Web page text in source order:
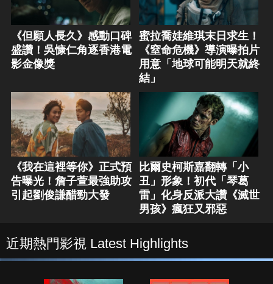
《但願人長久》感動口碑
盛讚！吳慷仁角逐香港電
影金像獎
蜜拉喬娃維琪末日求生！
《窒命危機》導演曝拍片
用意「地球可能明天就終
結」
《我在這裡等你》正式預
告曝光！詹子萱最強助攻
引起劉俊謙醋勁大發
比爾史柯斯嘉翻轉「小
丑」形象！初代「琴葛
雷」化身反派大讚《滅世
男孩》瘋狂又邪惡
近期熱門影視 Latest Highlights